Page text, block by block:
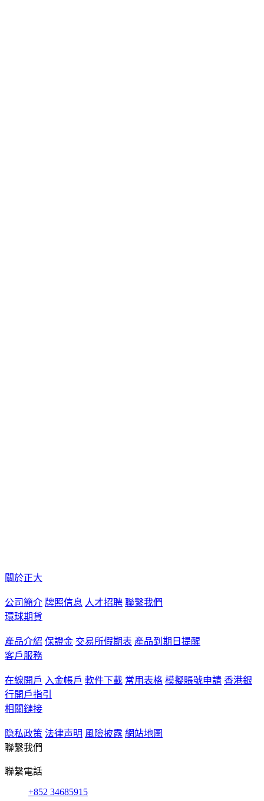
關於正大
公司簡介 牌照信息 人才招聘 聯繫我們
環球期貨
產品介紹 保證金 交易所假期表 產品到期日提醒
客戶服務
在線開戶 入金帳戶 軟件下載 常用表格 模擬賬號申請 香港銀
行開戶指引
相關鏈接
隐私政策 法律声明 風險披露 網站地圖
聯繫我們
聯繫電話
+852 34685915